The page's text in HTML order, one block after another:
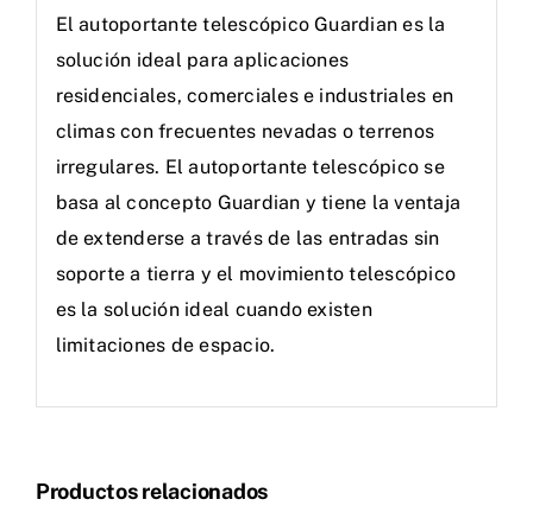
El autoportante telescópico Guardian es la
solución ideal para aplicaciones
residenciales, comerciales e industriales en
climas con frecuentes nevadas o terrenos
irregulares. El autoportante telescópico se
basa al concepto Guardian y tiene la ventaja
de extenderse a través de las entradas sin
soporte a tierra y el movimiento telescópico
es la solución ideal cuando existen
limitaciones de espacio.
Productos relacionados